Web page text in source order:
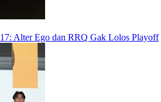
Alter Ego dan RRQ Gak Lolos Playoff